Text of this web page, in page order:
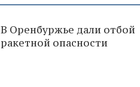
В Оренбуржье дали отбой
ракетной опасности